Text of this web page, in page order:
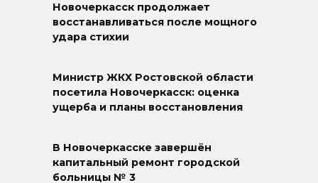
Новочеркасск продолжает
восстанавливаться после мощного
удара стихии
Министр ЖКХ Ростовской области
посетила Новочеркасск: оценка
ущерба и планы восстановления
В Новочеркасске завершён
капитальный ремонт городской
больницы № 3